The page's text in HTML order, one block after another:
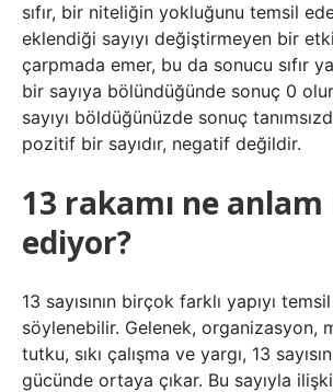
sıfır, bir niteliğin yokluğunu temsil
eklendiği sayıyı değiştirmeyen bir
çarpmada emer, bu da sonucu sıfır
bir sayıya bölündüğünde sonuç 0
sayıyı böldüğünüzde sonuç
pozitif bir sayıdır, negatif değildir.
13 rakamı ne
ediyor?
13 sayısının birçok farklı yapıyı
söylenebilir. Gelenek, organizasyon,
tutku, sıkı çalışma ve yargı, 13
gücünde ortaya çıkar. Bu sayıyla